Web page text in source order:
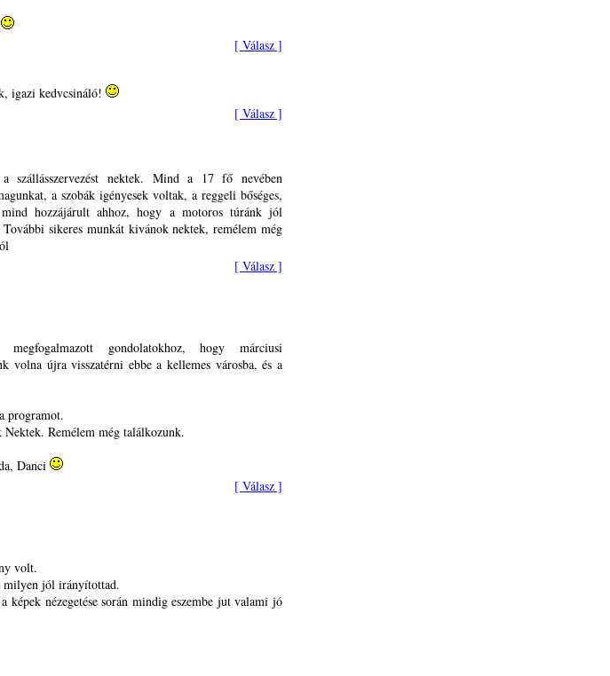
[ Válasz ]
igazi kedvcsináló!
[ Válasz ]
a szállásszervezést nektek. Mind a 17 fő nevében
a szobák igényesek voltak, a reggeli bőséges,
hozzájárult ahhoz, hogy a motoros túránk jól
sikeres munkát kivánok nektek, remélem még
[ Válasz ]
gondolatokhoz, hogy márciusi
volna újra visszatérni ebbe a kellemes városba, és a
programot.
Remélem még találkozunk.
Danci
[ Válasz ]
volt.
milyen jól irányítottad.
képek nézegetése során mindig eszembe jut valami jó